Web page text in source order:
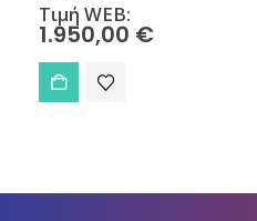
Τιμή WEB:
1.950,00 €